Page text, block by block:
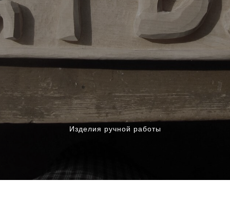
Изделия ручной работы